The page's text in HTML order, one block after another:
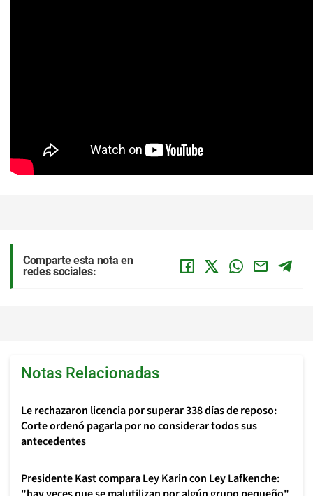
Comparte esta nota en
redes sociales:
Notas Relacionadas
Le rechazaron licencia por superar 338 días de reposo:
Corte ordenó pagarla por no considerar todos sus
antecedentes
Presidente Kast compara Ley Karin con Ley Lafkenche: